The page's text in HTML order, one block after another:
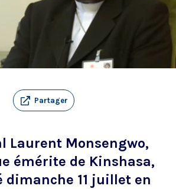
Partager
Laurent Monsengwo,
émérite de Kinshasa,
dimanche 11 juillet en